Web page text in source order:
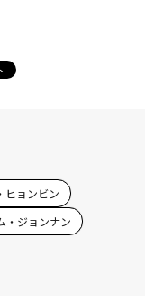
ヒョンビン
・ジョンナン